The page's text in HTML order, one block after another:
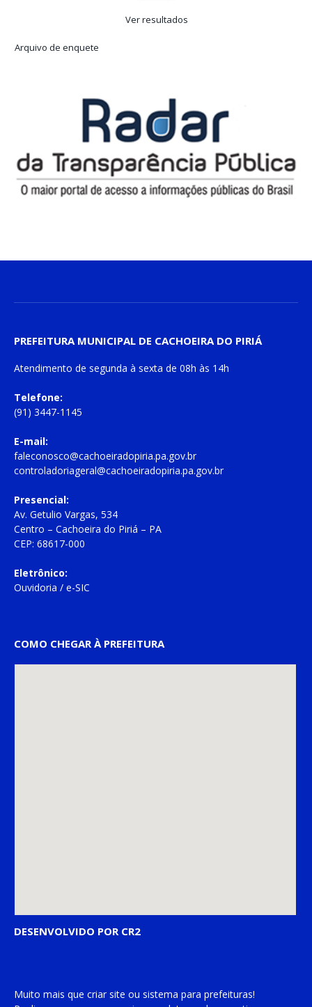
Ver resultados
Arquivo de enquete
PREFEITURA MUNICIPAL DE CACHOEIRA DO PIRIÁ
Atendimento de segunda à sexta de 08h às 14h
Telefone:
(91) 3447-1145
E-mail:
faleconosco@cachoeiradopiria.pa.gov.br
controladoriageral@cachoeiradopiria.pa.gov.br
Presencial:
Av. Getulio Vargas, 534
Centro – Cachoeira do Piriá – PA
CEP: 68617-000
Eletrônico:
Ouvidoria / e-SIC
COMO CHEGAR À PREFEITURA
DESENVOLVIDO POR CR2
Muito mais que criar site ou sistema para prefeituras!